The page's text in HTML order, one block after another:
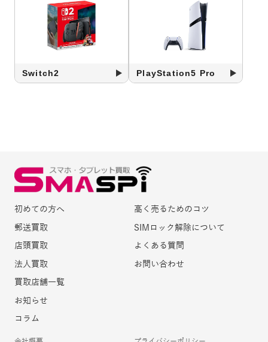
Switch2 PlayStation5 Pro
初めての方へ
郵送買取
店頭買取
法人買取
買取店舗一覧
お知らせ
コラム
高く売るためのコツ
SIMロック解除について
よくある質問
お問い合わせ